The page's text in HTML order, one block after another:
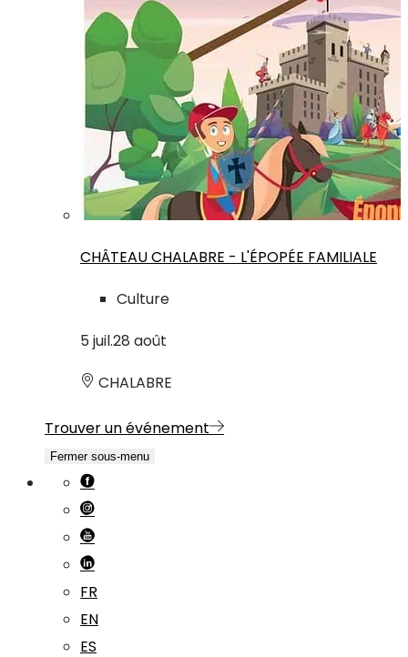
CHÂTEAU CHALABRE - L'ÉPOPÉE FAMILIALE
Culture
5 juil.28 août
CHALABRE
Trouver un événement
Fermer sous-menu
FR
EN
ES